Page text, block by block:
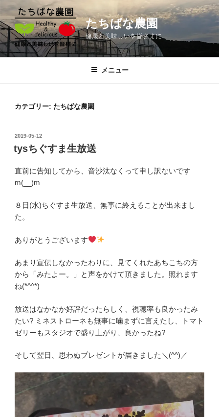
ン
テ
ン
ツ
たちばな農園
健康と美味しいを皆さまに
メニュー
カテゴリー: たちばな農園
投
日:
2019-05-12
tysちぐすま生放送
直前に告知してから、音沙汰なくって申し訳ないです
m(__)m
８日(水)ちぐすま生放送、無事に終えることが出来まし
た。
ありがとうございます
あまり宣伝しなかったわりに、見てくれたあちこちの方
から「みたよー。」と声をかけて頂きました。照れます
ね(*^^*)
放送はなかなか好評だったらしく、視聴率も良かったみ
たい? ミネストローネも無事に噛まずに言えたし、トマト
ゼリーもスタジオで盛り上がり、良かったね?
そして翌日、思わぬプレゼントが届きました＼(^^)／